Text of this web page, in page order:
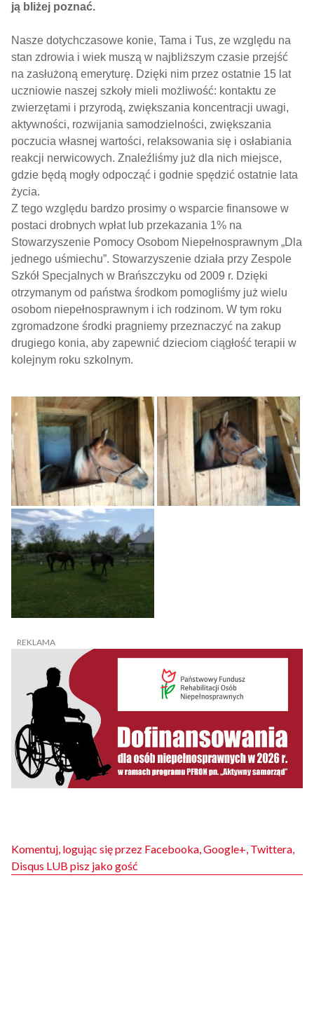
ją bliżej poznać.
Nasze dotychczasowe konie, Tama i Tus, ze względu na
stan zdrowia i wiek muszą w najbliższym czasie przejść
na zasłużoną emeryturę. Dzięki nim przez ostatnie 15 lat
uczniowie naszej szkoły mieli możliwość: kontaktu ze
zwierzętami i przyrodą, zwiększania koncentracji uwagi,
aktywności, rozwijania samodzielności, zwiększania
poczucia własnej wartości, relaksowania się i osłabiania
reakcji nerwicowych. Znaleźliśmy już dla nich miejsce,
gdzie będą mogły odpocząć i godnie spędzić ostatnie lata
życia.
Z tego względu bardzo prosimy o wsparcie finansowe w
postaci drobnych wpłat lub przekazania 1% na
Stowarzyszenie Pomocy Osobom Niepełnosprawnym „Dla
jednego uśmiechu”. Stowarzyszenie działa przy Zespole
Szkół Specjalnych w Brańszczyku od 2009 r. Dzięki
otrzymanym od państwa środkom pomogliśmy już wielu
osobom niepełnosprawnym i ich rodzinom. W tym roku
zgromadzone środki pragniemy przeznaczyć na zakup
drugiego konia, aby zapewnić dzieciom ciągłość terapii w
kolejnym roku szkolnym.
Komentuj, logując się przez Facebooka, Google+, Twittera,
Disqus LUB pisz jako gość